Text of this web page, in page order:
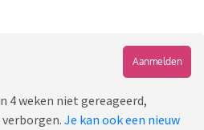
Aanmelden
4 weken niet gereageerd,
Je kan ook een nieuw